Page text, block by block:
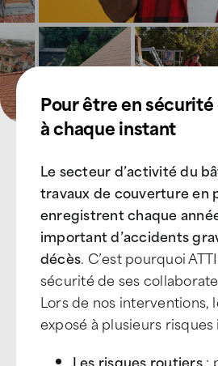
Pour être en
à chaque instant
Le secteur d’activité du
travaux de couverture en
enregistrent chaque
important d’accidents
décès. C’est pourquoi
sécurité de ses
Lors de nos interventions,
exposé à plusieurs
Les risques routiers: